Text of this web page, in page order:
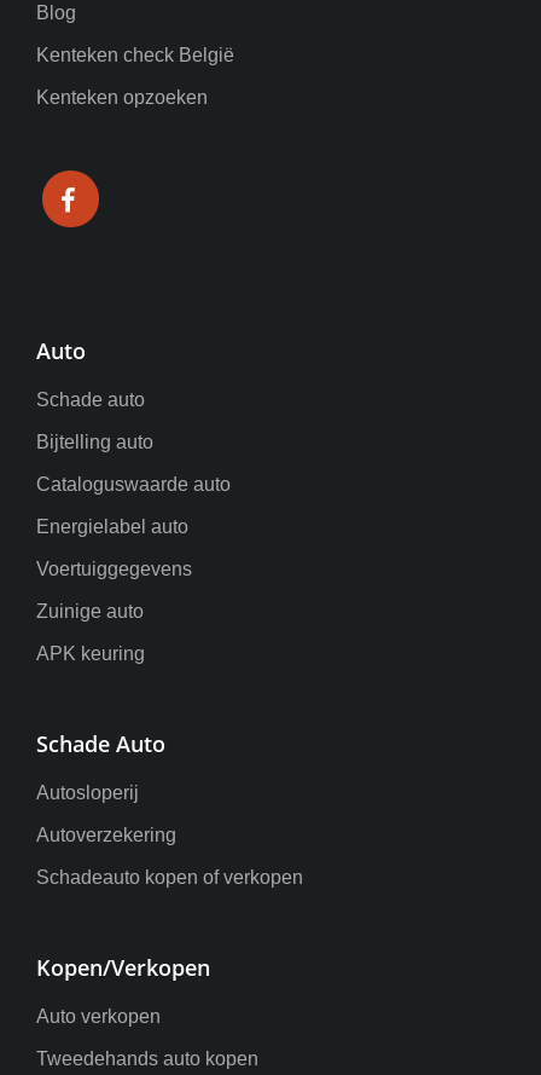
Blog
Kenteken check België
Kenteken opzoeken
Auto
Schade auto
Bijtelling auto
Cataloguswaarde auto
Energielabel auto
Voertuiggegevens
Zuinige auto
APK keuring
Schade Auto
Autosloperij
Autoverzekering
Schadeauto kopen of verkopen
Kopen/Verkopen
Auto verkopen
Tweedehands auto kopen